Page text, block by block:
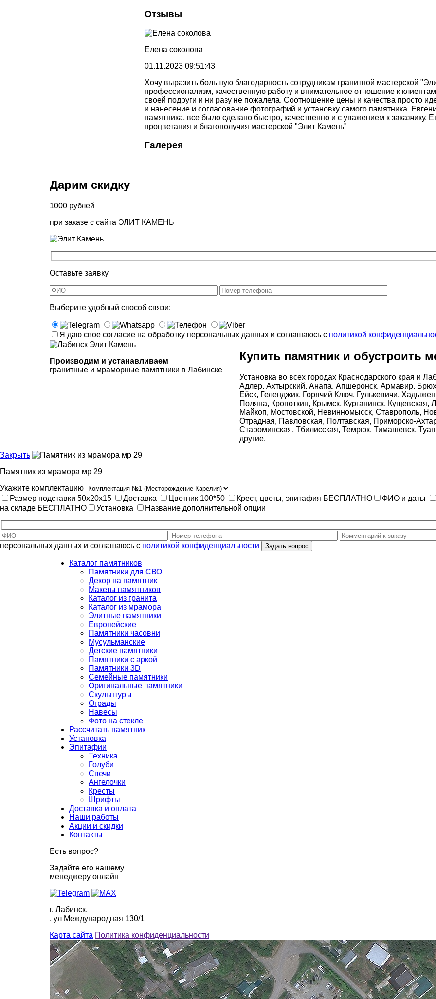
Отзывы
Елена соколова
01.11.2023 09:51:43
Хочу выразить большую благодарность сотрудникам гранитной мастерской
профессионализм, качественную работу и внимательное отношение к
своей подруги и ни разу не пожалела. Соотношение цены и качества просто
и нанесение и согласование фотографий и установку самого памятника.
памятника, все было сделано быстро, качественно и с уважением к заказчику.
процветания и благополучия мастерской "Элит Камень"
Галерея
Дарим скидку
1000 рублей
при заказе с сайта ЭЛИТ КАМЕНЬ
Оставьте заявку
Выберите удобный способ связи:
Я даю свое согласие на обработку персональных данных и соглашаюсь с политикой
Производим и устанавливаем
гранитные и мраморные памятники в Лабинске
Купить памятник и обустроить
Установка во всех городах Краснодарского края и
Адлер, Ахтырский, Анапа, Апшеронск, Армавир,
Ейск, Геленджик, Горячий Ключ, Гулькевичи,
Поляна, Кропоткин, Крымск, Курганинск, Кущевская,
Майкоп, Мостовской, Невинномысск, Ставрополь,
Отрадная, Павловская, Полтавская, Приморско-
Староминская, Тбилисская, Темрюк, Тимашевск,
другие.
Закрыть
Памятник из мрамора мр 29
Укажите комплектацию
Размер подставки 50х20х15
Доставка Цветник 100*50 Крест, цветы, эпитафия БЕСПЛАТНО
ФИО и даты
на складе БЕСПЛАТНО Установка Название дополнительной опции
персональных данных и соглашаюсь с политикой конфиденциальности
Каталог памятников
Памятники для СВО
Декор на памятник
Макеты памятников
Каталог из гранита
Каталог из мрамора
Элитные памятники
Европейские
Памятники часовни
Мусульманские
Детские памятники
Памятники с аркой
Памятники 3D
Семейные памятники
Оригинальные памятники
Скульптуры
Ограды
Навесы
Фото на стекле
Рассчитать памятник
Установка
Эпитафии
Техника
Голуби
Свечи
Ангелочки
Кресты
Шрифты
Доставка и оплата
Наши работы
Акции и скидки
Контакты
Есть вопрос?
Задайте его нашему
менеджеру онлайн
г. Лабинск,
, ул Международная 130/1
Карта сайта Политика конфиденциальности